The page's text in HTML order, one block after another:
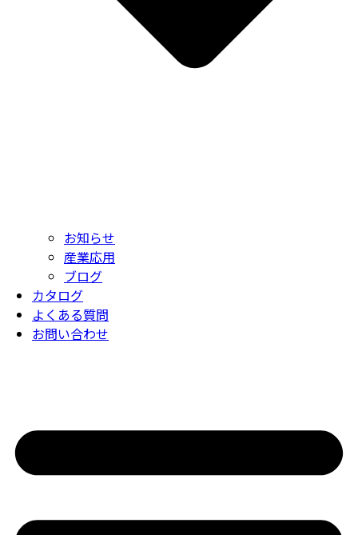
お知らせ
産業応用
ブログ
カタログ
よくある質問
お問い合わせ